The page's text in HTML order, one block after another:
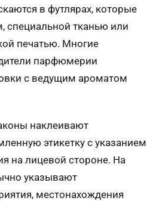
в футлярах, которые
специальной тканью или
печатью. Многие
парфюмерии
с ведущим ароматом
наклеивают
этикетку с указанием
на лицевой стороне. На
указывают
местонахождения